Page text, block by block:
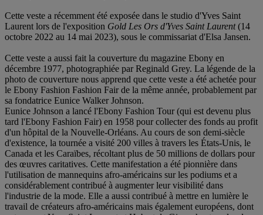
Cette veste a récemment été exposée dans le studio d'Yves Saint
Laurent lors de l'exposition Gold Les Ors d'Yves Saint Laurent(14
octobre 2022 au 14 mai 2023), sous le commissariat d'Elsa Jansen.
Cette veste a aussi fait la couverture du magazine Ebony en
décembre 1977, photographiée par Reginald Grey. La légende de la
photo de couverture nous apprend que cette veste a été achetée pour
le Ebony Fashion Fashion Fair de la même année, probablement par
sa fondatrice Eunice Walker Johnson.
Eunice Johnson a lancé l'Ebony Fashion Tour (qui est devenu plus
tard l'Ebony Fashion Fair) en 1958 pour collecter des fonds au profit
d'un hôpital de la Nouvelle-Orléans. Au cours de son demi-siècle
d'existence, la tournée a visité 200 villes à travers les États-Unis, le
Canada et les Caraïbes, récoltant plus de 50 millions de dollars pour
des œuvres caritatives. Cette manifestation a été pionnière dans
l'utilisation de mannequins afro-américains sur les podiums et a
considérablement contribué à augmenter leur visibilité dans
l'industrie de la mode. Elle a aussi contribué à mettre en lumière le
travail de créateurs afro-américains mais également européens, dont